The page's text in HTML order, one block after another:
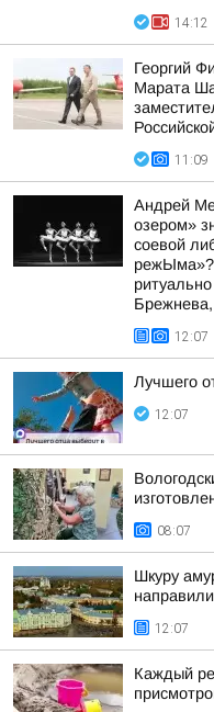
14:12
Георгий
Марата
11:09
Андрей
озером»
соевой
режЫма»?
12:07
Лучшего
12:07
08:07
Шкуру
12:07
Каждый